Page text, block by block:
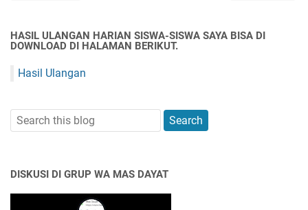
HASIL ULANGAN HARIAN SISWA-SISWA SAYA BISA DI
DOWNLOAD DI HALAMAN BERIKUT.
Hasil Ulangan
DISKUSI DI GRUP WA MAS DAYAT